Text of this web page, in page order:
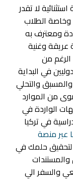
لا تقدر
وخاصة الطلاب
ومعترف به
عريقة وغنية
من
في البداية
والتحلي
من الموارد
الواردة في
في تركيا
عبر منصة
حلمك في
والمستندات
والسفر الي